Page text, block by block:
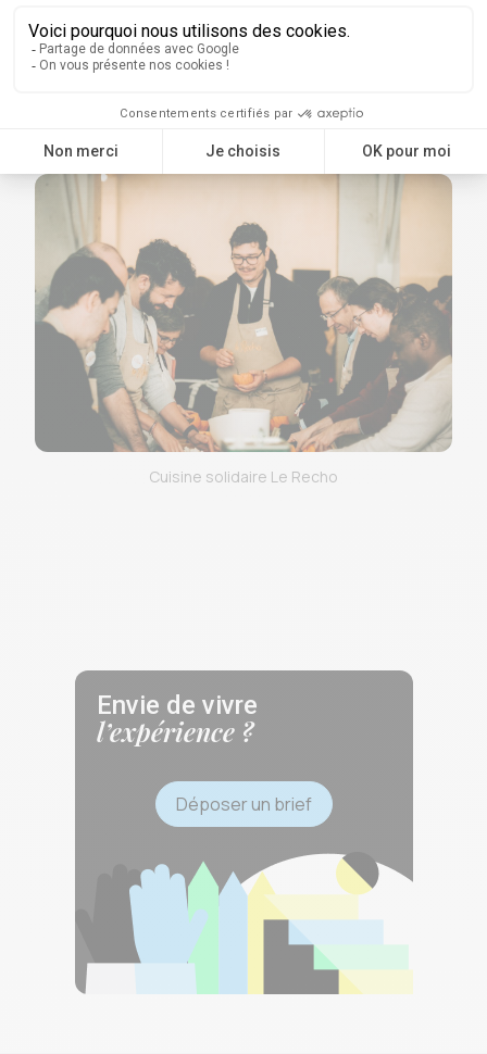
profondément humaine. En restaurant les corps et
les parcours, l’association démontre que la cuisine
Cuisine solidaire Le Recho
Envie de vivre
l’expérience ?
Déposer un brief